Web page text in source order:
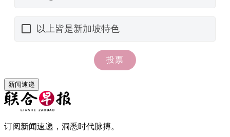
新闻速递
订阅新闻速递，洞悉时代脉搏。